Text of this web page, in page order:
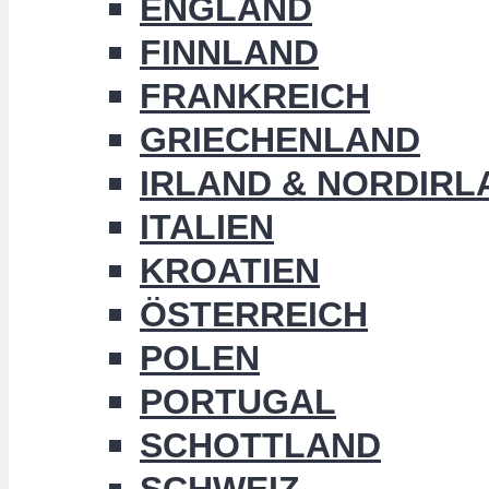
ENGLAND
FINNLAND
FRANKREICH
GRIECHENLAND
IRLAND &
ITALIEN
KROATIEN
ÖSTERREICH
POLEN
PORTUGAL
SCHOTTLAND